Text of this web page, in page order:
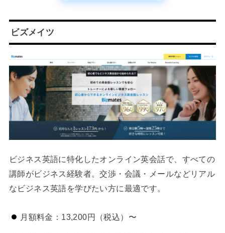
ビズメイツ
ビジネス英語に特化したオンライン英会話で、すべての
講師がビジネス経験者。交渉・会議・メールなどリアル
なビジネス英語を学びたい方に最適です。
月額料金：13,200円（税込）〜